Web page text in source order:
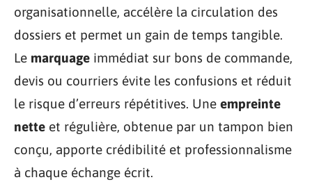
organisationnelle, accélère la circulation des
dossiers et permet un gain de temps tangible.
Le marquage immédiat sur bons de commande,
devis ou courriers évite les confusions et réduit
le risque d’erreurs répétitives. Une empreinte
nette et régulière, obtenue par un tampon bien
conçu, apporte crédibilité et professionnalisme
à chaque échange écrit.